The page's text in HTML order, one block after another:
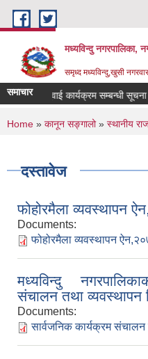
Skip to main content
मध्यविन्दु नगरपालिका,
समृध्द मध्यविन्दु,खुसी
समाचारसुनुवाई कार्यक्रम सम्बन्धी सूचना !
You are here
Home » कानून सङ्गालो» स्थानीय
दस्तावेज
फोहोरमैला व्यवस्थापन
Documents:
फोहोरमैला व्यवस्थापन
मध्यविन्दु
संचालन तथा व्यवस्थापन
Documents:
सार्वजनिक कार्यक्रम संचालन